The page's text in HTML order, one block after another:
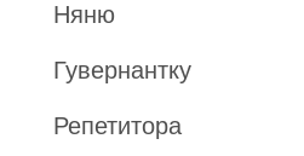
Няню
Гувернантку
Репетитора